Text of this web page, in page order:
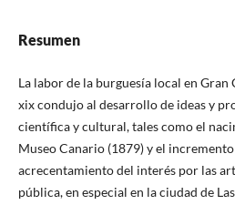
Resumen
La labor de la burguesía local en
xix condujo al desarrollo de ideas y
científica y cultural, tales como el
Museo Canario (1879) y el
acrecentamiento del interés por las
pública, en especial en la ciudad de